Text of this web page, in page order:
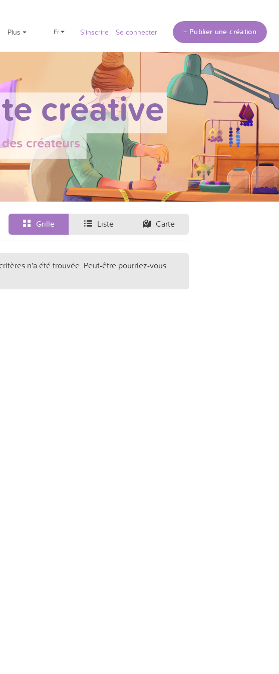
Plus fr S'inscrire Se connecter + Publier une création
créative
créateurs
Grille Liste Carte
n'a été trouvée. Peut-être pourriez-vous